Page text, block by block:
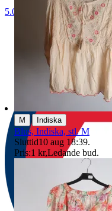
5.0
M | Indiska
Blus, Indiska, stl. M
Sluttid10 aug 18:39.
Pris:1 kr,Ledande bud.